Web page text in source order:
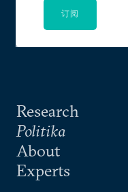
Research
Politika
About
Experts
订阅